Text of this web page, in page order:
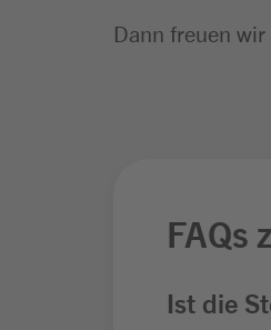
Dann freuen
FAQs
Ist die